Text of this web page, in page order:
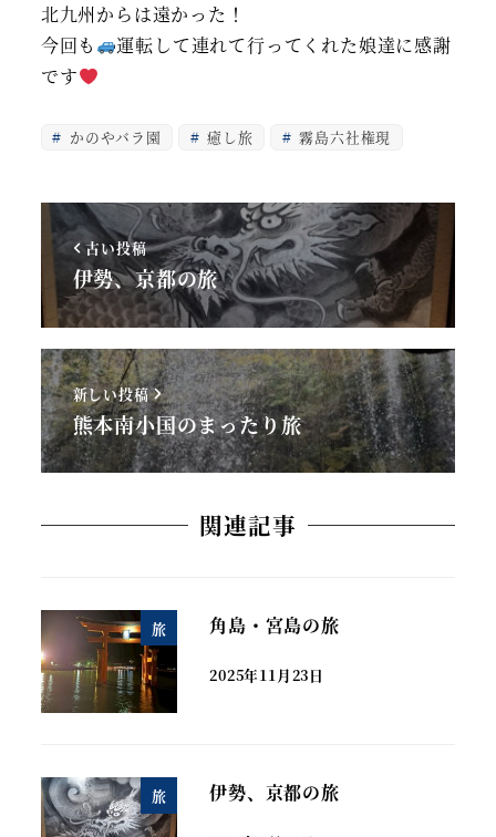
北九州からは遠かった！
今回も
運転して連れて行ってくれた娘達に感謝
です
かのやバラ園 癒し旅 霧島六社権現
古い投稿
伊勢、京都の旅
新しい投稿
熊本南小国のまったり旅
関連記事
旅 角島・宮島の旅
2025年11月23日
旅 伊勢、京都の旅